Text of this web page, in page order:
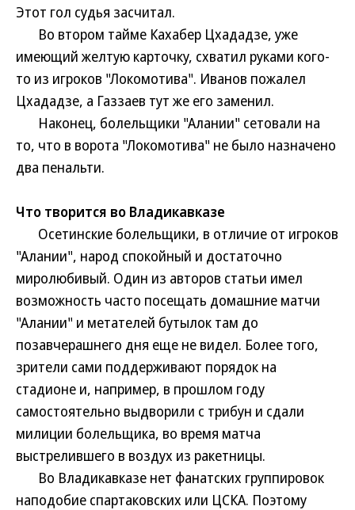
Этот гол судья засчитал.
Во втором тайме Кахабер Цхададзе, уже
имеющий желтую карточку, схватил руками кого-
то из игроков "Локомотива". Иванов пожалел
Цхададзе, а Газзаев тут же его заменил.
Наконец, болельщики "Алании" сетовали на
то, что в ворота "Локомотива" не было назначено
два пенальти.
Что творится во Владикавказе
Осетинские болельщики, в отличие от игроков
"Алании", народ спокойный и достаточно
миролюбивый. Один из авторов статьи имел
возможность часто посещать домашние матчи
"Алании" и метателей бутылок там до
позавчерашнего дня еще не видел. Более того,
зрители сами поддерживают порядок на
стадионе и, например, в прошлом году
самостоятельно выдворили с трибун и сдали
милиции болельщика, во время матча
выстрелившего в воздух из ракетницы.
Во Владикавказе нет фанатских группировок
наподобие спартаковских или ЦСКА. Поэтому